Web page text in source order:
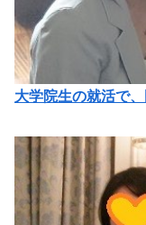
大学院生の就活で